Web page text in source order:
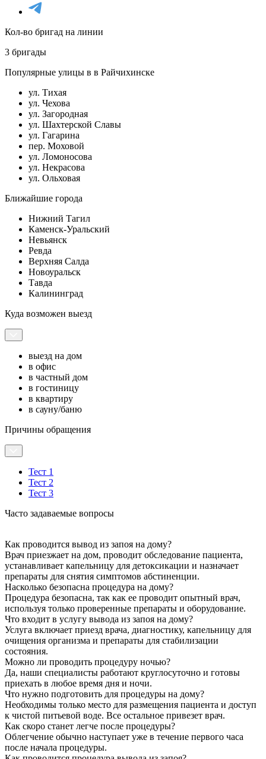
Кол-во бригад на линии
3 бригады
Популярные улицы в в Райчихинске
ул. Тихая
ул. Чехова
ул. Загородная
ул. Шахтерской Славы
ул. Гагарина
пер. Моховой
ул. Ломоносова
ул. Некрасова
ул. Ольховая
Ближайшие города
Нижний Тагил
Каменск-Уральский
Невьянск
Ревда
Верхняя Салда
Новоуральск
Тавда
Калининград
Куда возможен выезд
выезд на дом
в офис
в частный дом
в гостиницу
в квартиру
в сауну/баню
Причины обращения
Тест 1
Тест 2
Тест 3
Часто задаваемые вопросы
Как проводится вывод из запоя на дому?
Врач приезжает на дом, проводит обследование пациента,
устанавливает капельницу для детоксикации и назначает
препараты для снятия симптомов абстиненции.
Насколько безопасна процедура на дому?
Процедура безопасна, так как ее проводит опытный врач,
используя только проверенные препараты и оборудование.
Что входит в услугу вывода из запоя на дому?
Услуга включает приезд врача, диагностику, капельницу для
очищения организма и препараты для стабилизации
состояния.
Можно ли проводить процедуру ночью?
Да, наши специалисты работают круглосуточно и готовы
приехать в любое время дня и ночи.
Что нужно подготовить для процедуры на дому?
Необходимы только место для размещения пациента и доступ
к чистой питьевой воде. Все остальное привезет врач.
Как скоро станет легче после процедуры?
Облегчение обычно наступает уже в течение первого часа
после начала процедуры.